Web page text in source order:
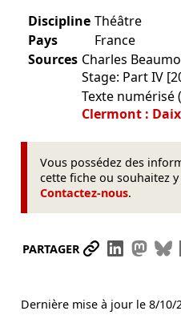
Discipline Théâtre
Pays
France
Sources Charles
Stage: Part IV
Texte numérisé
Clermont :
Vous possédez des
cette fiche ou souhaitez
Contactez-nous.
PARTAGER Partager le
Dernière mise à jour le 8/10/